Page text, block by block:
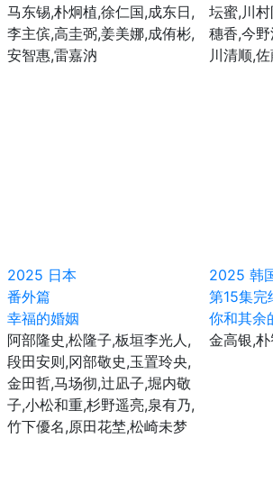
马东锡,朴炯植,徐仁国,成东日,
李主傧,高圭弼,姜美娜,成侑彬,
安智惠,雷嘉汭
坛蜜,川
穗香,今
川清顺,
2025 日本
番外篇
幸福的婚姻
阿部隆史,松隆子,板垣李光人,
段田安则,冈部敬史,玉置玲央,
金田哲,马场彻,辻凪子,堀内敬
子,小松和重,杉野遥亮,泉有乃,
竹下優名,原田花埜,松崎未梦
2025 韩
第15集完
你和其余
金高银,